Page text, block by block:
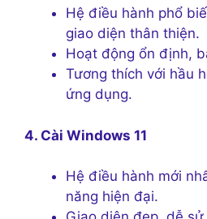
Hệ điều hành phổ
giao diện thân thiện.
Hoạt động ổn định,
Tương thích với hầu
ứng dụng.
4. Cài Windows 11
Hệ điều hành mới
năng hiện đại.